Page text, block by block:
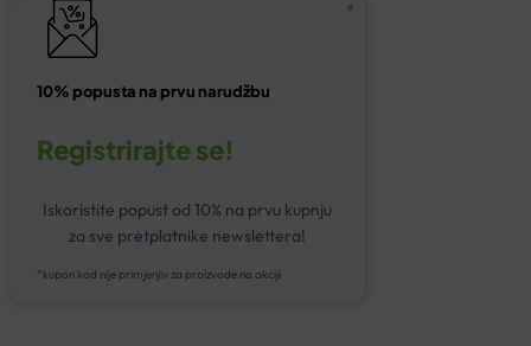
10% popusta na prvu narudžbu
Registrirajte se!
Iskoristite popust od 10% na prvu kupnju
za sve pretplatnike newslettera!
*kupon kod nije primjenjiv za proizvode na akciji